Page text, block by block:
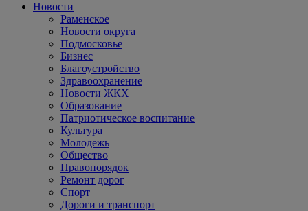
Новости
Раменское
Новости округа
Подмосковье
Бизнес
Благоустройство
Здравоохранение
Новости ЖКХ
Образование
Патриотическое воспитание
Культура
Молодежь
Общество
Правопорядок
Ремонт дорог
Спорт
Дороги и транспорт